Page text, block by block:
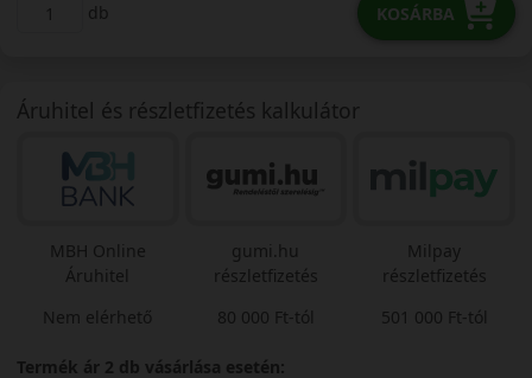
db KOSÁRBA
Áruhitel és részletfizetés kalkulátor
MBH Online
Áruhitel
Nem elérhető
gumi.hu
részletfizetés
80 000 Ft-tól
Milpay
részletfizetés
501 000 Ft-tól
Termék ár 2 db vásárlása esetén: